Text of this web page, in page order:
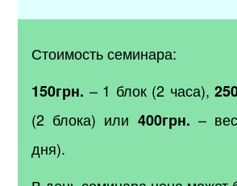
Стоимость семинара:
150грн. – 1 блок (2 часа),
(2 блока) или 400грн. –
дня).